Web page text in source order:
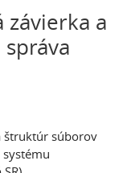
závierka a
štruktúr súborov